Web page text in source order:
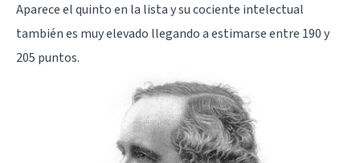
Aparece el quinto en la lista y su cociente intelectual
también es muy elevado llegando a estimarse entre 190 y
205 puntos.